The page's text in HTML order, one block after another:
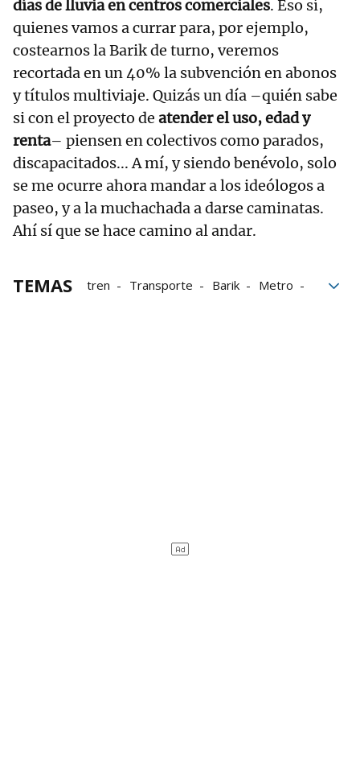
días de lluvia en centros comerciales. Eso sí,
quienes vamos a currar para, por ejemplo,
costearnos la Barik de turno, veremos
recortada en un 40% la subvención en abonos
y títulos multiviaje. Quizás un día –quién sabe
si con el proyecto de atender el uso, edad y
renta– piensen en colectivos como parados,
discapacitados... A mí, y siendo benévolo, solo
se me ocurre ahora mandar a los ideólogos a
paseo, y a la muchachada a darse caminatas.
Ahí sí que se hace camino al andar.
TEMAS tren Transporte Barik
Metro